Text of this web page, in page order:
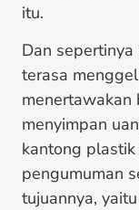
itu.
Dan
terasa
menertawakan
menyimpan
kantong
pengumuman
tujuannya,